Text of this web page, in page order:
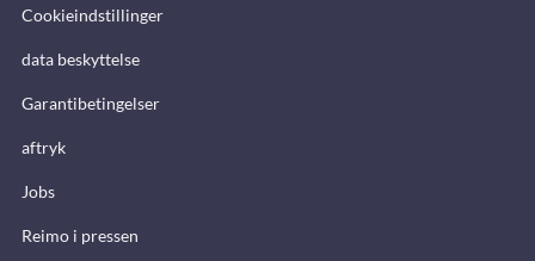
Cookieindstillinger
data beskyttelse
Garantibetingelser
aftryk
Jobs
Reimo i pressen